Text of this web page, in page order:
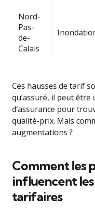
Nord-
Pas-
de-
Calais
Ces hausses de tarif
qu’assuré, il peut
d’assurance pour
qualité-prix. Mais
augmentations ?
Comment les
influencent
tarifaires